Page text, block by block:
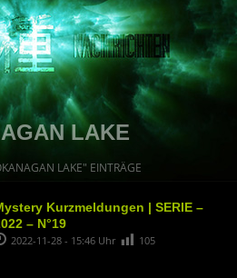
LAKE
LAKE" EINTRÄGE
Kurzmeldungen | SERIE –
– N°19
2022-11-28 - 15:46 Uhr 105